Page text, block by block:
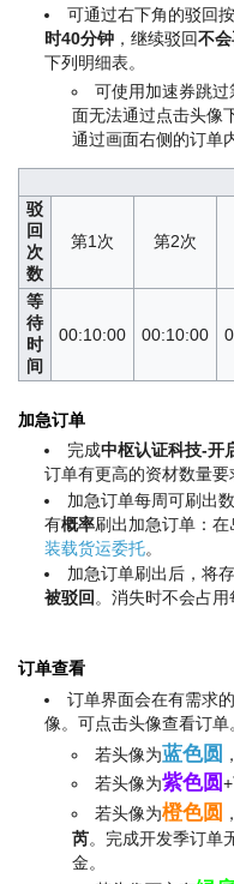
可通过右下角的驳回
时40分钟 ，继续驳回不
下列明细表。
可使用加速券跳
面无法通过点击头像
通过画面右侧的订单
驳
回
次
数
第1次 第2次
等
待
时
间
00:10:00 00:10:00
加急订单
完成中枢认证科技-开
订单有更高的资材数量要
加急订单每周可刷出
有概率刷出加急订单：在
装载货运委托。
加急订单刷出后，将
被驳回 。消失时不会占用
订单查看
订单界面会在有需求
像。可点击头像查看订单
若头像为蓝色圆
若头像为紫色圆
若头像为橙色圆
芮。完成开发季订单
金。